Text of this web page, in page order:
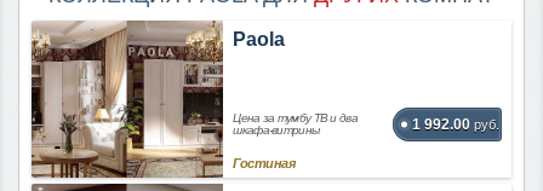
Paola
Цена за тумбу ТВ и два
шкафа-витрины
1 992.00 руб.
Гостиная